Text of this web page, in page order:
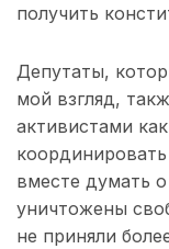
получить
Депутаты,
мой взгляд,
активистами
вместе думать
уничтожены
не приняли